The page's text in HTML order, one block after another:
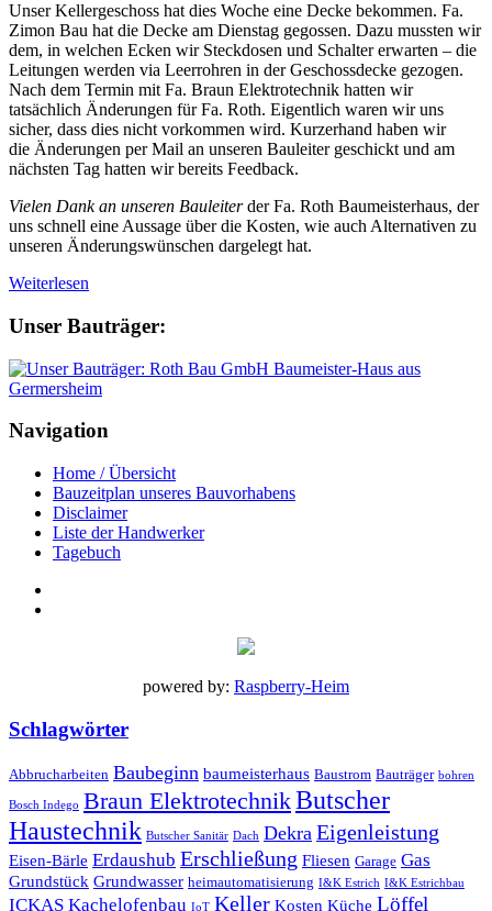
Unser Kellergeschoss hat dies Woche eine Decke bekommen. Fa.
Zimon Bau hat die Decke am Dienstag gegossen. Dazu mussten wir
dem, in welchen Ecken wir Steckdosen und Schalter erwarten – die
Leitungen werden via Leerrohren in derGeschossdecke gezogen.
Nach dem Termin mit Fa. Braun Elektrotechnik hatten wir
tatsächlich Änderungen für Fa. Roth. Eigentlich waren wir uns
sicher, dass dies nicht vorkommen wird. Kurzerhand haben wir
die Änderungen per Mail an unseren Bauleiter geschickt und am
nächsten Tag hatten wir bereits Feedback.
Vielen Dank an unseren Bauleiterder Fa. Roth Baumeisterhaus, der
uns schnell eine Aussage über die Kosten, wie auch Alternativen zu
unseren Änderungswünschen dargelegt hat.
Weiterlesen
Unser Bauträger:
Navigation
Home / Übersicht
Bauzeitplan unseres Bauvorhabens
Disclaimer
Liste der Handwerker
Tagebuch
powered by: Raspberry-Heim
Schlagwörter
Abbrucharbeiten Baubeginn baumeisterhaus Baustrom Bauträger bohren
Bosch Indego Braun ElektrotechnikButscher
Haustechnik Butscher Sanitär Dach Dekra Eigenleistung
Eisen-Bärle Erdaushub Erschließung Fliesen Garage Gas
Grundstück Grundwasser heimautomatisierung I&K Estrich I&K Estrichbau
ICKAS Kachelofenbau IoT Keller Kosten Küche Löffel